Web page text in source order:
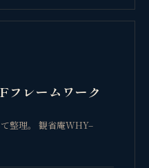
レームワーク
整理。 観省庵WHY–